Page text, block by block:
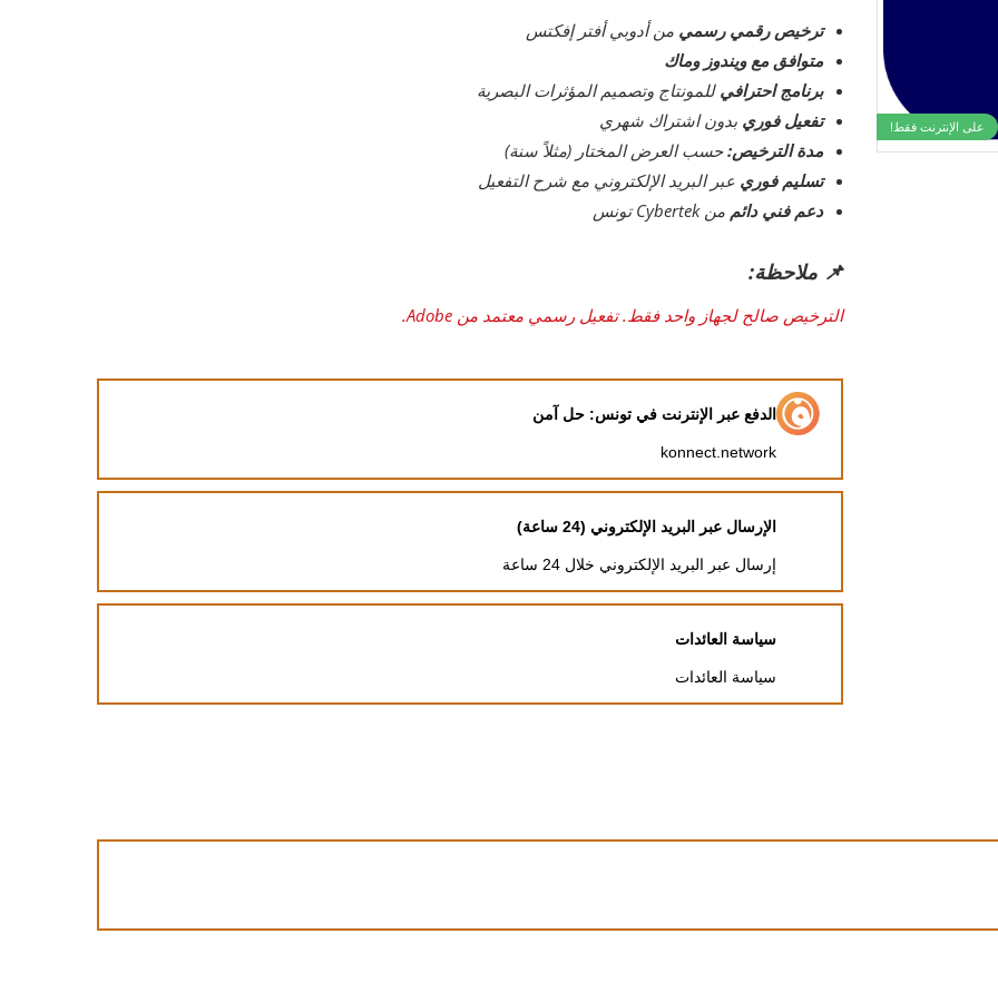
على الإنترنت فقط!
ترخيص رقمي رسمي من أدوبي أفتر إفكتس
متوافق مع ويندوز وماك
برنامج احترافي للمونتاج وتصميم المؤثرات البصرية
تفعيل فوري بدون اشتراك شهري
مدة الترخيص:حسب العرض المختار (مثلاً سنة)
تسليم فوري عبر البريد الإلكتروني مع شرح التفعيل
دعم فني دائم من Cybertek تونس
📌 ملاحظة:
الترخيص صالح لجهاز واحد فقط. تفعيل رسمي معتمد من Adobe.
الدفع عبر الإنترنت في تونس: حل آمن
konnect.network
الإرسال عبر البريد الإلكتروني (24 ساعة)
إرسال عبر البريد الإلكتروني خلال 24 ساعة
سياسة العائدات
سياسة العائدات